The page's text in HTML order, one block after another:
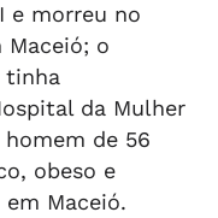
e morreu no
Maceió; o
tinha
da Mulher
homem de 56
obeso e
Maceió.